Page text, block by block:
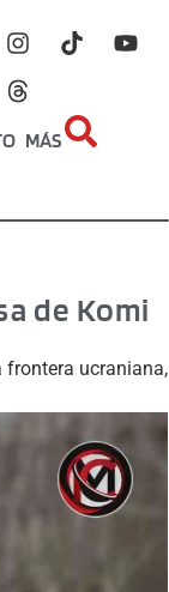
MÁS
de Komi
frontera ucraniana,